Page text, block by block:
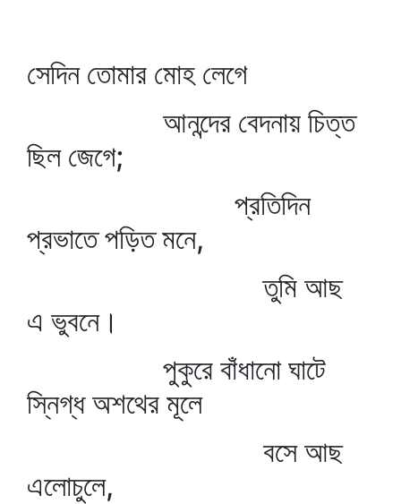
সেদিন তোমার মোহ লেগে
আনন্দের বেদনায় চিত্ত
ছিল জেগে;
প্রতিদিন
প্রভাতে পড়িত মনে,
তুমি আছ
এ ভুবনে।
পুকুরে বাঁধানো ঘাটে
স্নিগ্ধ অশথের মূলে
বসে আছ
এলোচুলে,